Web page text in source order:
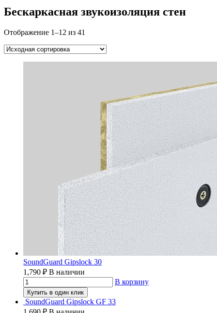
Бескаркасная звукоизоляция стен
Отображение 1–12 из 41
SoundGuard Gipslock 30
1,790 ₽ В наличии
В корзину
Купить в один клик
SoundGuard Gipslock GF 33